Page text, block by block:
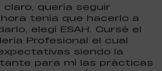
quería seguir
tenía que hacerlo a
elegí ESAH. Cursé el
Profesional el cual
siendo la
para mí las prácticas